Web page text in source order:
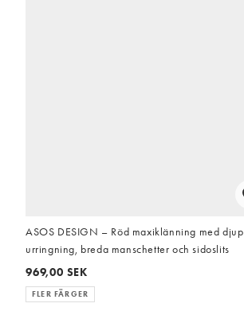
ASOS DESIGN – Röd maxiklänning med djup
urringning, breda manschetter och sidoslits
969,00 SEK
FLER FÄRGER